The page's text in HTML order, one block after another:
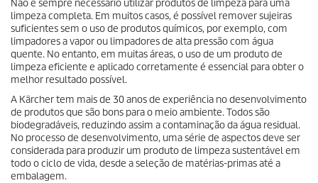
Não é sempre necessário utilizar produtos de limpeza para uma
limpeza completa. Em muitos casos, é possível remover sujeiras
suficientes sem o uso de produtos químicos, por exemplo, com
limpadores a vapor ou limpadores de alta pressão com água
quente. No entanto, em muitas áreas, o uso de um produto de
limpeza eficiente e aplicado corretamente é essencial para obter o
melhor resultado possível.
A Kärcher tem mais de 30 anos de experiência no desenvolvimento
de produtos que são bons para o meio ambiente. Todos são
biodegradáveis, reduzindo assim a contaminação da água residual.
No processo de desenvolvimento, uma série de aspectos deve ser
considerada para produzir um produto de limpeza sustentável em
todo o ciclo de vida, desde a seleção de matérias-primas até a
embalagem.